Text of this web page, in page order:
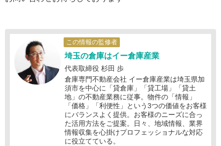
この情報の監修者
埼玉の倉庫はイー倉庫産業
代表取締役 杉田 歩
倉庫専門不動産会社 イー倉庫産業は埼玉県加
須市を中心に「貸倉庫」「貸工場」「貸土
地」の不動産業務に従事。物件の「情報」
「価格」「利便性」という3つの価値をお客様
にバランスよく提供。お客様のニーズに合っ
た活用方法をご提案。日々、地域情報、業界
情報収集を心掛けプロフェッショナルな対応
に役立てている。